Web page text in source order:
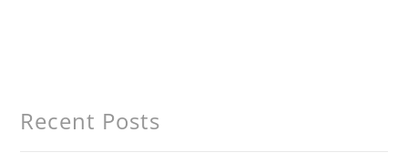
Recent Posts